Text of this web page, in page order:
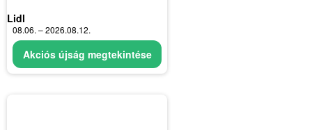
Lidl
08.06. – 2026.08.12.
Akciós újság megtekintése